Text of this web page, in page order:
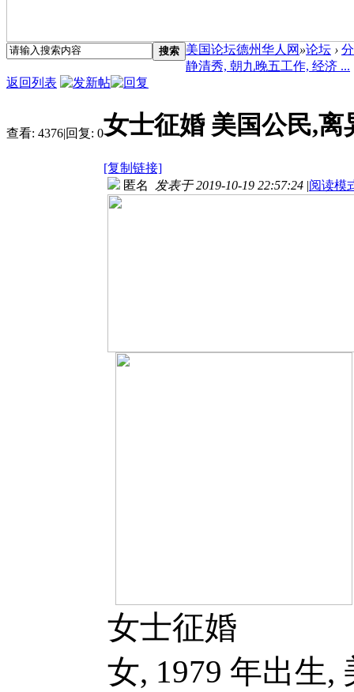
搜索 美国论坛德州华人网 »论坛 ›
静清秀, 朝九晚五工作, 经济 ...
返回列表
查看: 4376|回复: 0女士征婚 美国公民,离
[复制链接]
匿名 发表于 2019-10-19 22:57:24 |阅读模
女士征婚
女, 1979 年出生,